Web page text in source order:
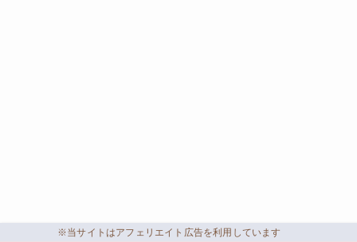
※当サイトはアフェリエイト広告を利用しています